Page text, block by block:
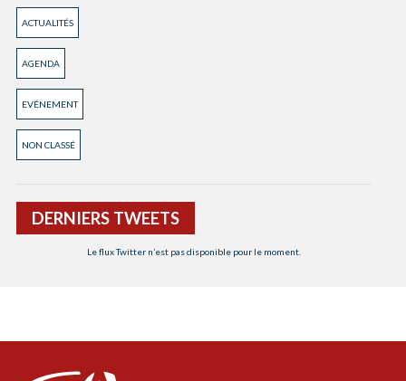
ACTUALITÉS
AGENDA
EVÉNEMENT
NON CLASSÉ
DERNIERS TWEETS
Le flux Twitter n’est pas disponible pour le moment.